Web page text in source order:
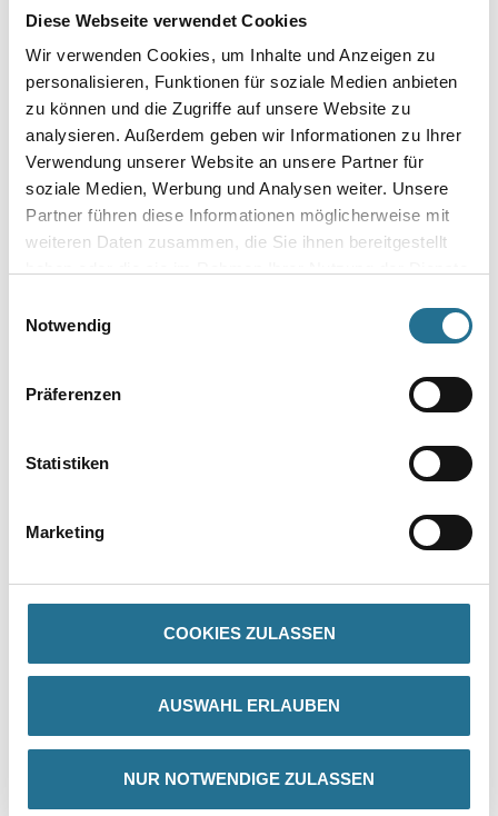
Diese Webseite verwendet Cookies
Wir verwenden Cookies, um Inhalte und Anzeigen zu
personalisieren, Funktionen für soziale Medien anbieten
zu können und die Zugriffe auf unsere Website zu
analysieren. Außerdem geben wir Informationen zu Ihrer
Verwendung unserer Website an unsere Partner für
soziale Medien, Werbung und Analysen weiter. Unsere
Partner führen diese Informationen möglicherweise mit
weiteren Daten zusammen, die Sie ihnen bereitgestellt
Notwendig
Präferenzen
Statistiken
Marketing
COOKIES ZULASSEN
AUSWAHL ERLAUBEN
NUR NOTWENDIGE ZULASSEN
Glanzgrad
Gebinde
Umrechnungsfaktoren
Zur Farbauswahl für Ihren Wunschfarbton
Produkteigenschaft
- Hoher UV-Schutz durch transparente Eisenoxidpigmente
- Zusätzlicher UV-Schutz durch UV-Schutz-Filter
- Langlebiger Feuchteschutz
- Hoch diffusionsfähig
- Tropfgehemmte, anwendungsgerechte Viskositätseinstellung
- Auch bei großflächigen Arbeiten durch lange Offenzeit ein